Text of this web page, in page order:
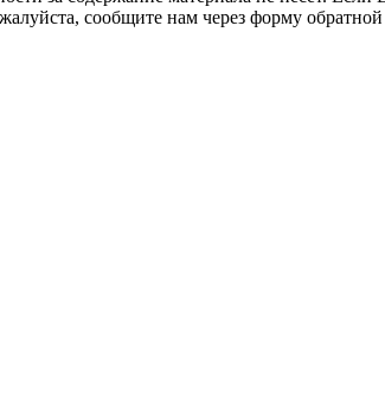
сообщите нам через форму обратной